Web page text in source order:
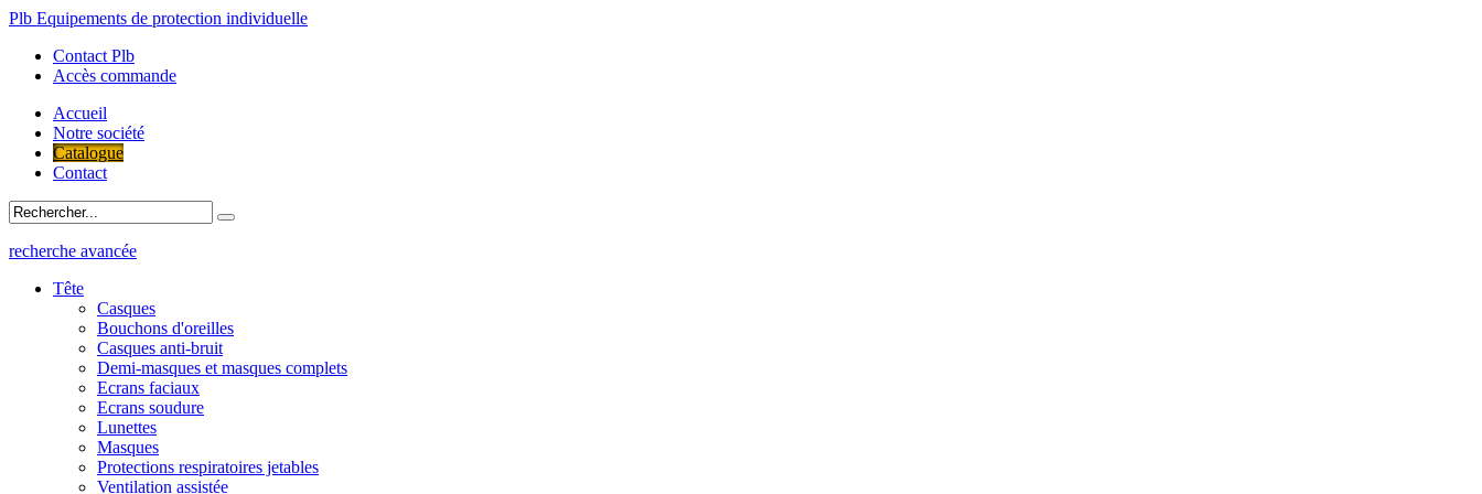
Plb Equipements de protection individuelle
Contact Plb
Accès commande
Accueil
Notre société
Catalogue
Contact
recherche avancée
Tête
Casques
Bouchons d'oreilles
Casques anti-bruit
Demi-masques et masques complets
Ecrans faciaux
Ecrans soudure
Lunettes
Masques
Protections respiratoires jetables
Ventilation assistée